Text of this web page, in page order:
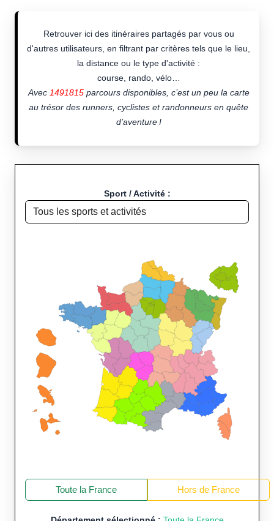
Retrouver ici des itinéraires partagés par vous ou
d'autres utilisateurs, en filtrant par critères tels que le lieu,
la distance ou le type d'activité :
course, rando, vélo…
Avec 1491815parcours disponibles, c’est un peu la carte
au trésor des runners, cyclistes et randonneurs en quête
d’aventure !
Sport / Activité :
Toute la France Hors de France